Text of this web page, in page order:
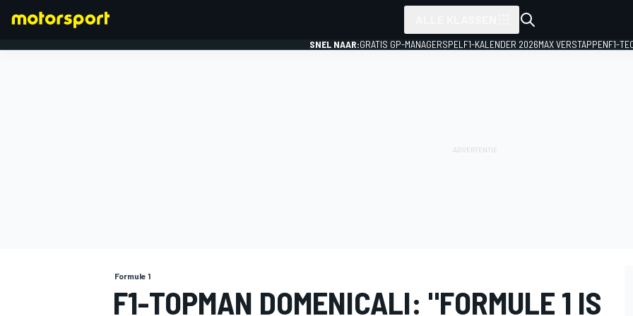
SNEL NAAR:GRATIS GP-MANAGERSPEL F1-KALENDER 2026MAX VERSTAPPENF1-
Formule 1
F1-TOPMAN DOMENICALI: "FORMULE 1 IS